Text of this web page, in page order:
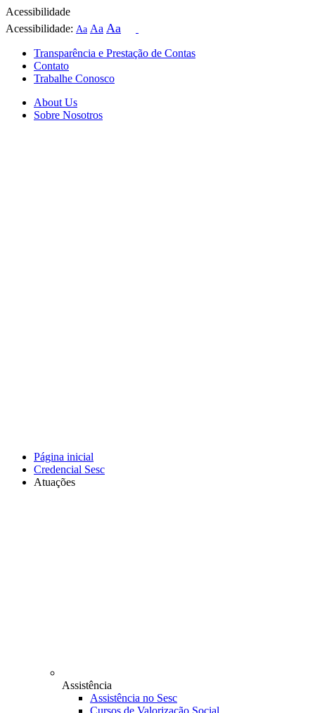
Acessibilidade
Acessibilidade: Aa Aa Aa
Transparência e Prestação de Contas
Contato
Trabalhe Conosco
About Us
Sobre Nosotros
Página inicial
Credencial Sesc
Atuações
Assistência
Assistência no Sesc